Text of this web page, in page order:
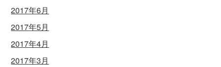
2017年6月
2017年5月
2017年4月
2017年3月